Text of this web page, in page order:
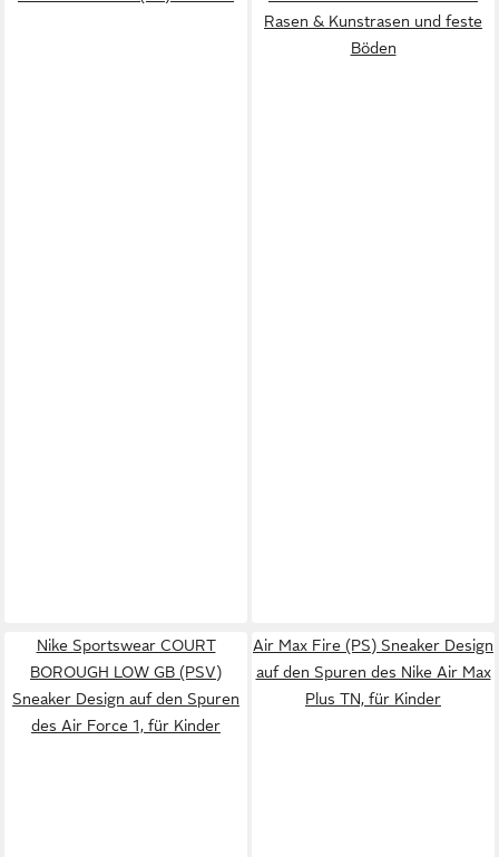
Rasen & Kunstrasen und feste
Böden
Nike Sportswear COURT
BOROUGH LOW GB (PSV)
Sneaker Design auf den Spuren
des Air Force 1, für Kinder
Air Max Fire (PS) Sneaker Design
auf den Spuren des Nike Air Max
Plus TN, für Kinder